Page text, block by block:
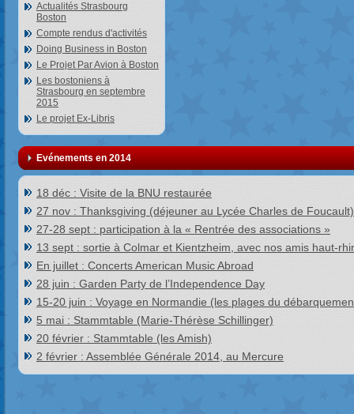
Actualités Strasbourg
Boston
Compte rendus d'activités
Doing Business in Boston
Le Projet Par Avion à Boston
Les bostoniens à
Strasbourg en septembre
2015
Le projet Ex-Libris
Evénements en 2014
18 déc : Visite de la BNU restaurée
27 nov : Thanksgiving (déjeuner au Lycée Charles de Foucault)
27-28 sept : participation à la « Rentrée des associations »
13 sept : sortie à Colmar et Kientzheim, avec nos amis haut-
En juillet : Concerts American Music Abroad
28 juin : Garden Party de l’Independence Day
15-20 juin : Voyage en Normandie (les plages du
5 mai : Stammtable (Marie-Thérèse Schillinger)
20 février : Stammtable (les Amish)
2 février : Assemblée Générale 2014, au Mercure